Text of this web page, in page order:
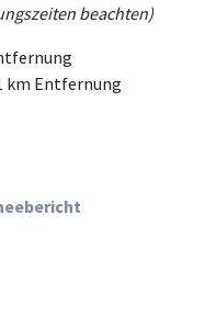
beachten)
km Entfernung